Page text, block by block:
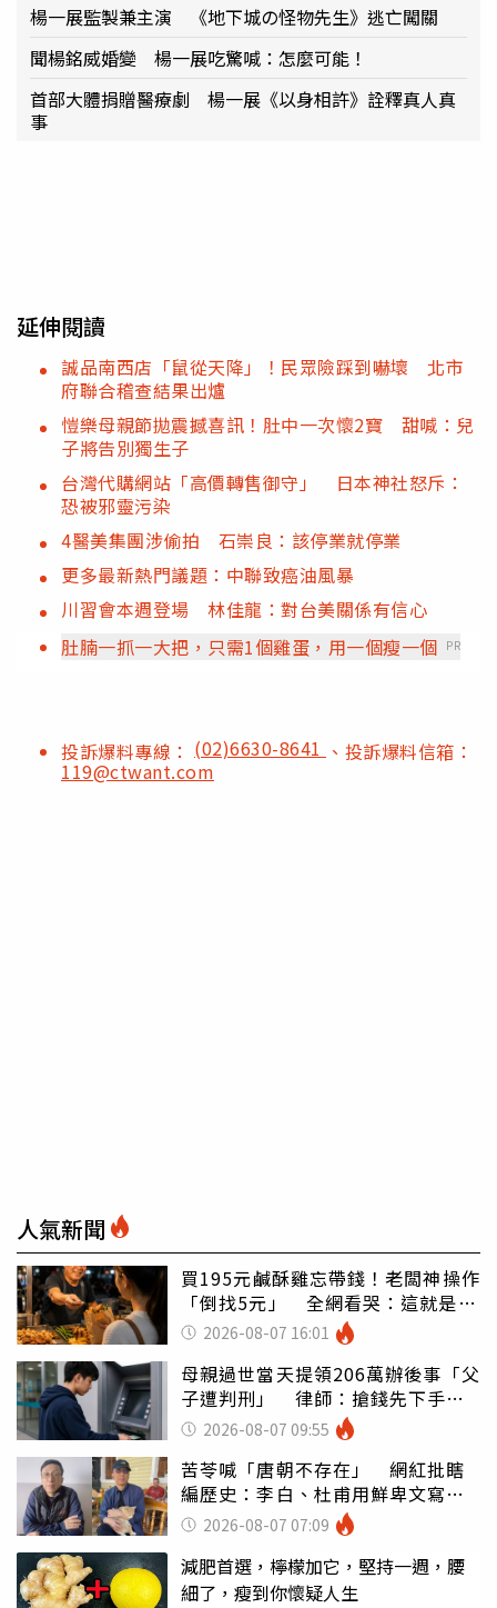
楊一展監製兼主演 《地下城の怪物先生》逃亡闖關
聞楊銘威婚變 楊一展吃驚喊：怎麼可能！
首部大體捐贈醫療劇 楊一展《以身相許》詮釋真人真
事
延伸閱讀
誠品南西店「鼠從天降」！民眾險踩到嚇壞 北市
府聯合稽查結果出爐
愷樂母親節拋震撼喜訊！肚中一次懷2寶 甜喊：兒
子將告別獨生子
台灣代購網站「高價轉售御守」 日本神社怒斥：
恐被邪靈污染
4醫美集團涉偷拍 石崇良：該停業就停業
更多最新熱門議題：中聯致癌油風暴
川習會本週登場 林佳龍：對台美關係有信心
肚腩一抓一大把，只需1個雞蛋，用一個瘦一個 PR
投訴爆料專線： (02)6630-8641 、投訴爆料信箱：
119@ctwant.com
人氣新聞
買195元鹹酥雞忘帶錢！老闆神操作
「倒找5元」 全網看哭：這就是台
灣 2026-08-07 16:01
母親過世當天提領206萬辦後事「父
子遭判刑」 律師：搶錢先下手是
罪 2026-08-07 09:55
苦苓喊「唐朝不存在」 網紅批瞎
編歷史：李白、杜甫用鮮卑文寫
詩？2026-08-07 07:09
減肥首選，檸檬加它，堅持一週，腰
細了，瘦到你懷疑人生